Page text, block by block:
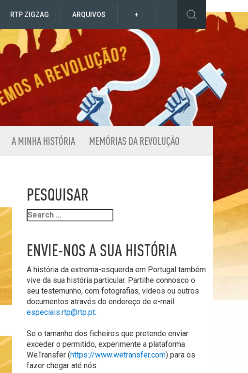
RTP ZIGZAG ARQUIVOS +
A MINHA HISTÓRIA MEMÓRIAS DA REVOLUÇÃO
PESQUISAR
ENVIE-NOS A SUA HISTÓRIA
A história da extrema-esquerda em Portugal também
vive da sua história particular. Partilhe connosco o
seu testemunho, com fotografias, vídeos ou outros
documentos através do endereço de e-mail
especiais.rtp@rtp.pt.
Se o tamanho dos ficheiros que pretende enviar
exceder o permitido, experimente a plataforma
WeTransfer (https://www.wetransfer.com) para os
fazer chegar até nós.